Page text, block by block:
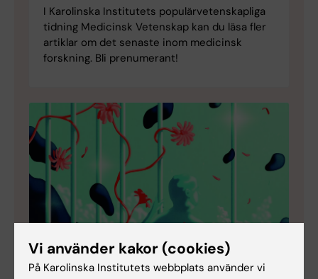
I Karolinska Institutets populärvetenskapliga
tidning Medicinsk Vetenskap kan du läsa fler
artiklar om det senaste inom medicinsk
forskning. Bli prenumerant!
Vi använder kakor (cookies)
På Karolinska Institutets webbplats använder vi